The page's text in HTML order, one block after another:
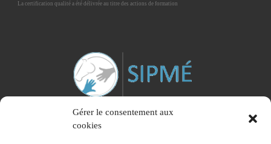
Gérer le consentement aux
cookies
La certification qualité a été délivrée au titre des actions de formation